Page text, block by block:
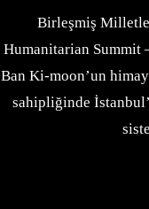
Birleşmiş
Humanitarian Summit
Ban Ki-moon’un
sahipliğinde